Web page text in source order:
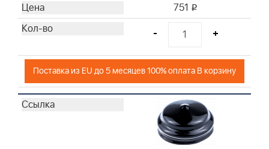
751 i
- +
Поставка из EU до 5 месяцев 100% оплата В корзину